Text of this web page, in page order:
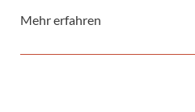
empfangen worden. Zu diesem
Landeshauptstadt Magdeburg
Mehr erfahren